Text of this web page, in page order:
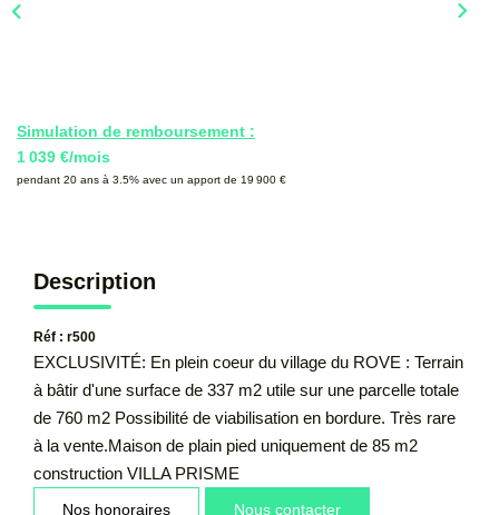
Simulation de remboursement :
1 039 €/mois
pendant 20 ans à 3.5% avec un apport de 19 900 €
Description
Réf : r500
EXCLUSIVITÉ: En plein coeur du village du ROVE : Terrain
à bâtir d'une surface de 337 m2 utile sur une parcelle totale
de 760 m2 Possibilité de viabilisation en bordure. Très rare
à la vente.Maison de plain pied uniquement de 85 m2
construction VILLA PRISME
Nos honoraires Nous contacter